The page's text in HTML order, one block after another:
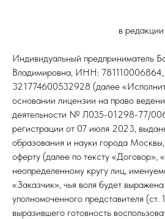
в
Индивидуальный предприниматель
Владимировна, ИНН:
321774600532928 (далее
основании лицензии на право
деятельности № Л035-01298-77/
регистрации от 07 июля 2023,
образования и науки города
оферту (далее по тексту «Договор»,
неопределенному кругу лиц,
«Заказчик», чья воля будет
уполномоченного представителя
выразившего готовность